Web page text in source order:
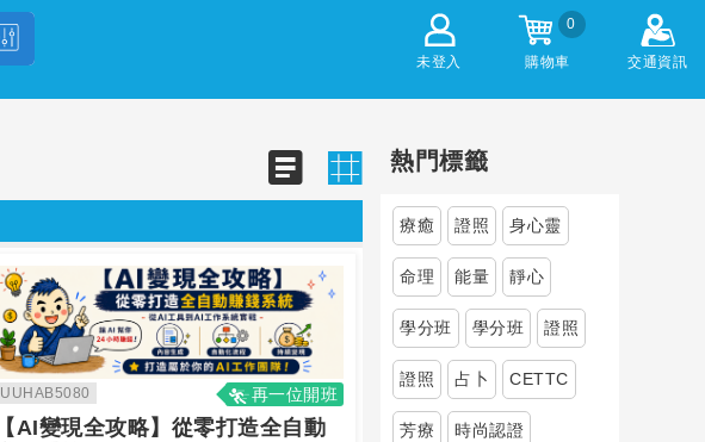
未登入
0
購物車 交通資訊
UUHAB5080 再一位開班
【AI變現全攻略】從零打造全自動
熱門標籤
療癒 證照 身心靈
命理 能量 靜心
學分班 學分班 證照
證照 占卜 CETTC
芳療 時尚認證